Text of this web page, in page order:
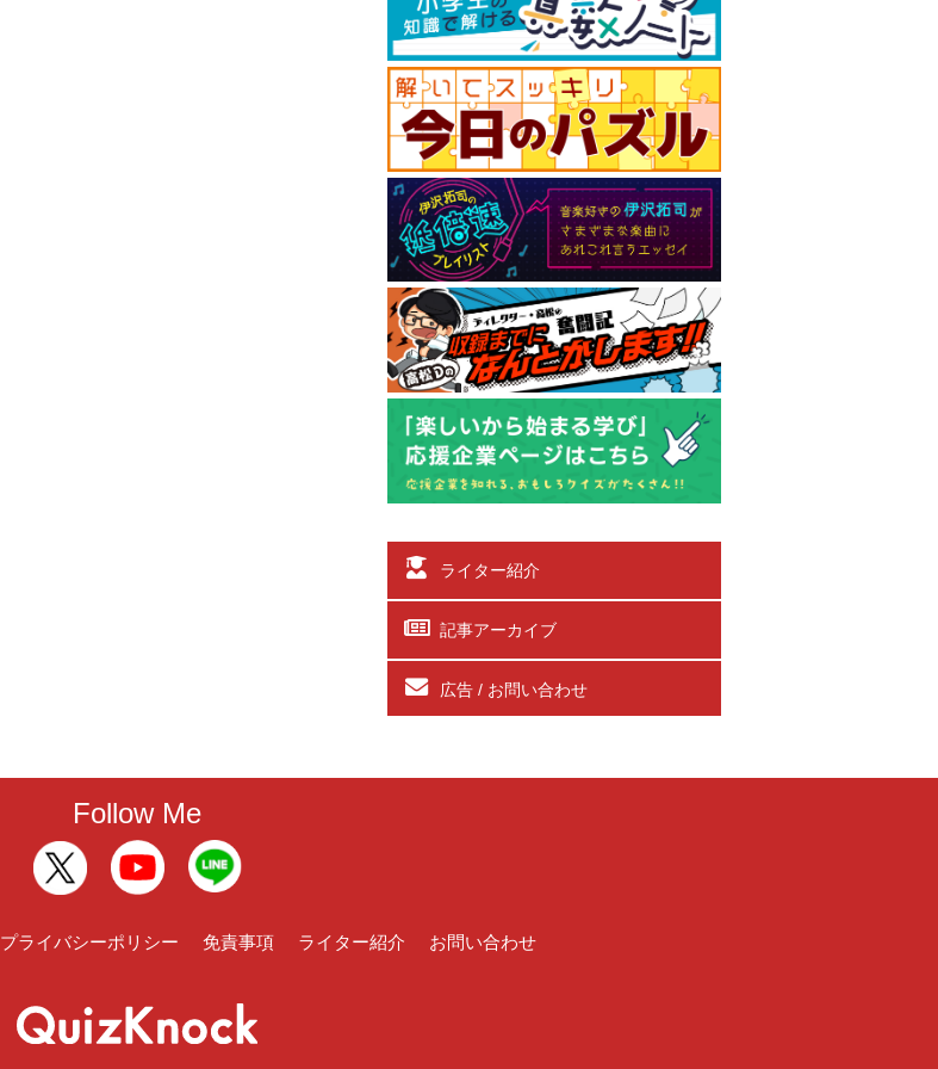
ライター紹介
記事アーカイブ
広告 / お問い合わせ
Follow Me
プライバシーポリシー 免責事項 ライター紹介 お問い合わせ